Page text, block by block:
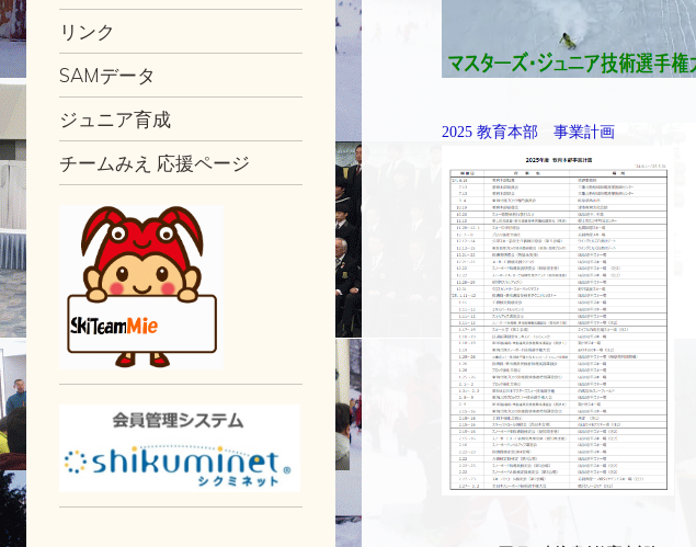
リンク
SAMデータ
ジュニア育成
チームみえ 応援ページ
2025 教育本部 事業計画